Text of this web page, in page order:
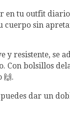
en tu outfit
cuerpo sin
y resistente, se
Con bolsillos
🙌.
puedes dar un